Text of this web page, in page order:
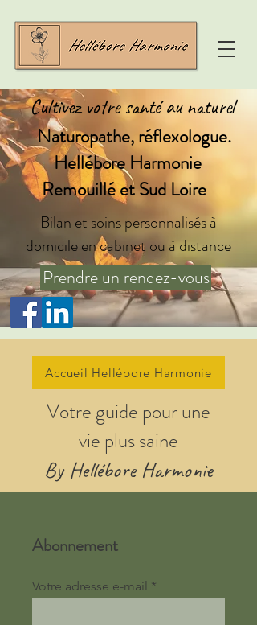
Cultivez votre santé au naturel
Naturopathe, réflexologue.
Hellébore Harmonie
Remouillé et Sud Loire
Bilan et soins personnalisés à
domicile en cabinet ou à distance
Prendre un rendez-vous
Accueil Hellébore Harmonie
Votre guide pour une
vie plus saine
By Hellébore Harmonie
Abonnement
Votre adresse e-mail